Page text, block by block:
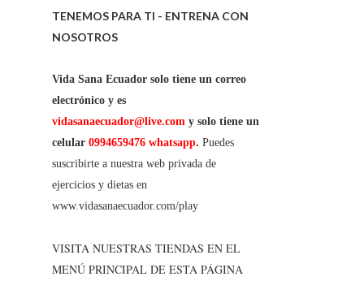
TENEMOS PARA TI - ENTRENA CON
NOSOTROS
Vida Sana Ecuador solo tiene un correo
electrónico y es
vidasanaecuador@live.com y solo tiene un
celular 0994659476 whatsapp. Puedes
suscribirte a nuestra web privada de
ejercicios y dietas en
www.vidasanaecuador.com/play
VISITA NUESTRAS TIENDAS EN EL
MENÚ PRINCIPAL DE ESTA PÁGINA